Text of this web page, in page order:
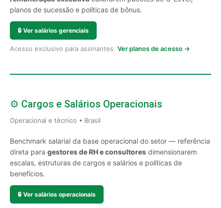
planos de sucessão e políticas de bônus.
🔒 Ver salários gerenciais
Acesso exclusivo para assinantes. Ver planos de acesso →
⚙️ Cargos e Salários Operacionais
Operacional e técnico • Brasil
Benchmark salarial da base operacional do setor — referência
direta para gestores de RH e consultores dimensionarem
escalas, estruturas de cargos e salários e políticas de
benefícios.
🔒 Ver salários operacionais